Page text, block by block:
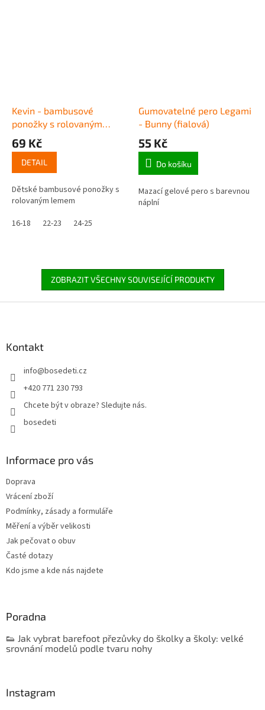
Kevin - bambusové
ponožky s rolovaným
lemem
69 Kč
DETAIL
Dětské bambusové ponožky s
rolovaným lemem
16-18
22-23 24-25
Gumovatelné pero Legami
- Bunny (fialová)
55 Kč
Do košíku
Mazací gelové pero s barevnou
náplní
ZOBRAZIT VŠECHNY SOUVISEJÍCÍ PRODUKTY
Kontakt
info@bosedeti.cz
+420 771 230 793
Chcete být v obraze? Sledujte nás.
bosedeti
Informace pro vás
Doprava
Vrácení zboží
Podmínky, zásady a formuláře
Měření a výběr velikosti
Jak pečovat o obuv
Časté dotazy
Kdo jsme a kde nás najdete
Poradna
👟 Jak vybrat barefoot přezůvky do školky a školy: velké
srovnání modelů podle tvaru nohy
Instagram